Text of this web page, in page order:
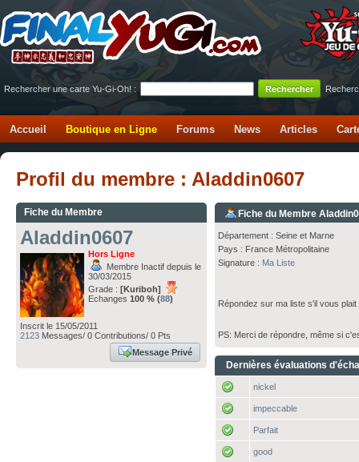
Rechercher une carte Yu-Gi-Oh! :
Accueil Boutique en Ligne Forums News Articles
Profil du membre : Aladdin0607
Fiche du Membre
Aladdin0607
Hors Ligne
Membre Inactif depuis le
30/03/2015
Grade : [Kuriboh]
Echanges 100 % (88)
Inscrit le 15/05/2011
2123 Messages/ 0 Contributions/ 0 Pts
Message Privé
Fiche du Membre
Département : Seine et Marne
Pays : France Métropolitaine
Signature : Ma Liste
Répondez sur ma liste s'il vous plait
PS: Merci de répondre, même si
Dernières évaluations
nickel
impeccable
Parfait
good